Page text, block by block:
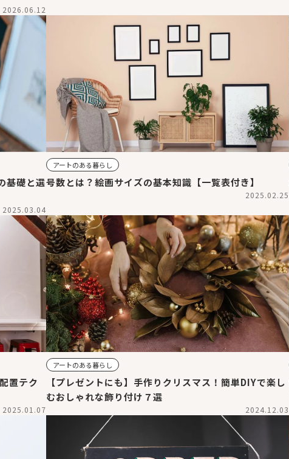
2026.06.12
基礎と選
2025.03.04
アートのある暮らし
号数とは？絵画サイズの基本知識【一覧表付き】
2025.02.25
置テク
2025.01.07
アートのある暮らし
【プレゼントにも】手作りクリスマス！簡単DIYで楽し
むおしゃれな飾り付け７選
2024.12.03